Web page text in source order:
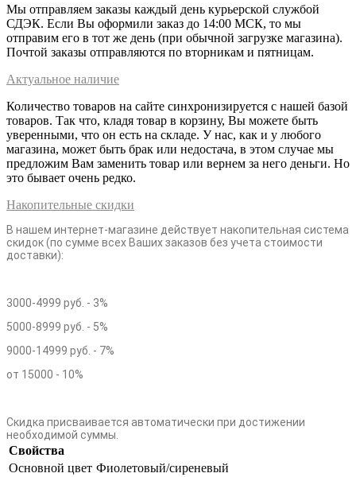
Мы отправляем заказы каждый день курьерской службой
СДЭК. Если Вы оформили заказ до 14:00 МСК, то мы
отправим его в тот же день (при обычной загрузке магазина).
Почтой заказы отправляются по вторникам и пятницам.
Актуальное наличие
Количество товаров на сайте синхронизируется с нашей базой
товаров. Так что, кладя товар в корзину, Вы можете быть
уверенными, что он есть на складе. У нас, как и у любого
магазина, может быть брак или недостача, в этом случае мы
предложим Вам заменить товар или вернем за него деньги. Но
это бывает очень редко.
Накопительные скидки
В нашем интернет-магазине действует накопительная система
скидок (по сумме всех Ваших заказов без учета стоимости
доставки):
3000-4999 руб. - 3%
5000-8999 руб. - 5%
9000-14999 руб. - 7%
от 15000 - 10%
Скидка присваивается автоматически при достижении
необходимой суммы.
Свойства
Основной цвет Фиолетовый/сиреневый